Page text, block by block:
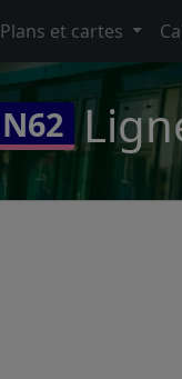
Plans et cartes
N62